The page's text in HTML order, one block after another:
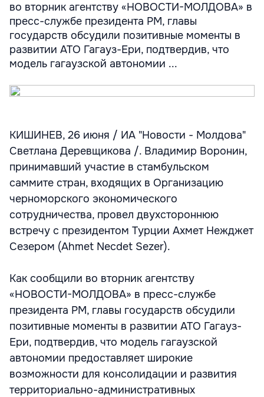
во вторник агентству «НОВОСТИ-МОЛДОВА» в
пресс-службе президента РМ, главы
государств обсудили позитивные моменты в
развитии АТО Гагауз-Ери, подтвердив, что
модель гагаузской автономии ...
КИШИНЕВ, 26 июня / ИА "Новости - Молдова"
Светлана Деревщикова /. Владимир Воронин,
принимавший участие в стамбульском
саммите стран, входящих в Организацию
черноморского экономического
сотрудничества, провел двухстороннюю
встречу с президентом Турции Ахмет Нежджет
Сезером (Ahmet Necdet Sezer).
Как сообщили во вторник агентству
«НОВОСТИ-МОЛДОВА» в пресс-службе
президента РМ, главы государств обсудили
позитивные моменты в развитии АТО Гагауз-
Ери, подтвердив, что модель гагаузской
автономии предоставляет широкие
возможности для консолидации и развития
территориально-административных